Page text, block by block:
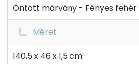
Öntött márvány - Fényes fehér
Méret
140,5 x 46 x 1,5 cm